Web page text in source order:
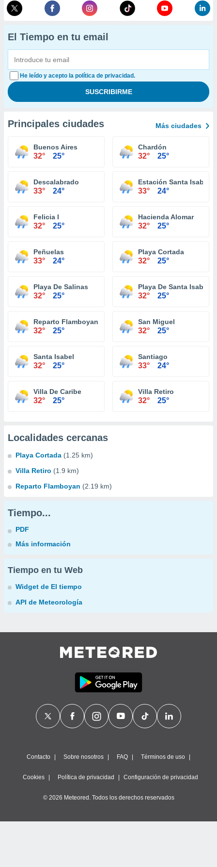
El Tiempo en tu email
He leído y acepto la política de privacidad.
Principales ciudades Más ciudades
Buenos Aires
32° 25°
Chardón
32° 25°
Descalabrado
33° 24°
Estación Santa Isabel
33° 24°
Felicia I
32° 25°
Hacienda Alomar
32° 25°
Peñuelas
33° 24°
Playa Cortada
32° 25°
Playa De Salinas
32° 25°
Playa De Santa Isabel
32° 25°
Reparto Flamboyan
32° 25°
San Miguel
32° 25°
Santa Isabel
32° 25°
Santiago
33° 24°
Villa De Caribe
32° 25°
Villa Retiro
32° 25°
Localidades cercanas
Playa Cortada (1.25 km)
Villa Retiro (1.9 km)
Reparto Flamboyan (2.19 km)
Tiempo...
PDF
Más información
Tiempo en tu Web
Widget de El tiempo
API de Meteorología
Contacto Sobre nosotros FAQ Términos de uso
Cookies Política de privacidad Configuración de privacidad
© 2026 Meteored. Todos los derechos reservados